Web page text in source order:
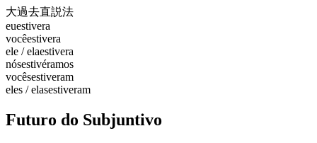
大過去直説法
euestivera
vocêestivera
ele / elaestivera
nósestivéramos
vocêsestiveram
eles / elasestiveram
Futuro do Subjuntivo